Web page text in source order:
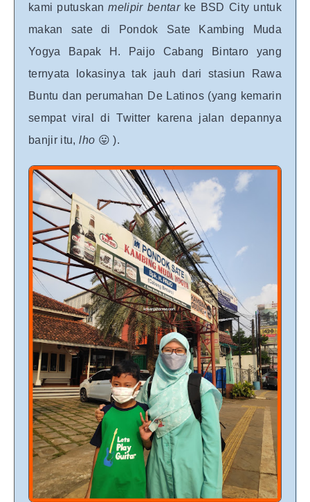
kami putuskanmelipir bentar ke BSD City untuk
makan sate di Pondok Sate Kambing Muda
Yogya Bapak H. Paijo Cabang Bintaro yang
ternyata lokasinya tak jauh dari stasiun Rawa
Buntu dan perumahan De Latinos (yang kemarin
sempat viral di Twitter karena jalan depannya
banjir itu,lho 😛 ).